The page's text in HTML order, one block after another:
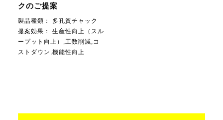
クのご提案
製品種類： 多孔質チャック
提案効果： 生産性向上（スル
ープット向上）,工数削減,コ
ストダウン,機能性向上